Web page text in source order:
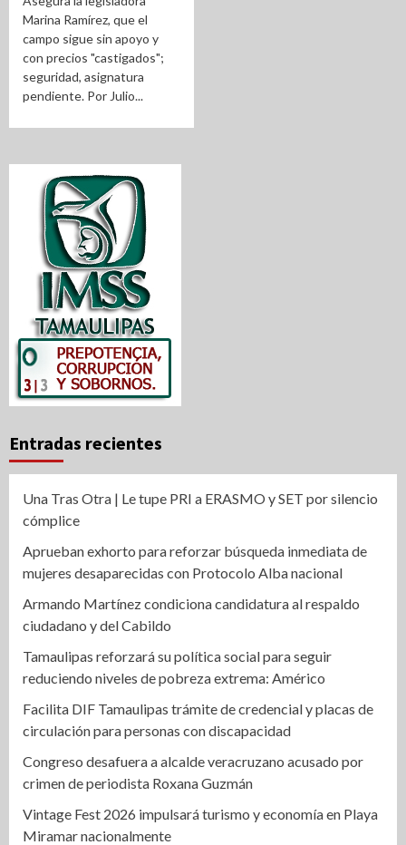
Marina Ramírez, que el
campo sigue sin apoyo y
con precios "castigados";
seguridad, asignatura
pendiente. Por Julio...
Entradas recientes
Una Tras Otra | Le tupe PRI a ERASMO y SET por silencio
cómplice
Aprueban exhorto para reforzar búsqueda inmediata de
mujeres desaparecidas con Protocolo Alba nacional
Armando Martínez condiciona candidatura al respaldo
ciudadano y del Cabildo
Tamaulipas reforzará su política social para seguir
reduciendo niveles de pobreza extrema: Américo
Facilita DIF Tamaulipas trámite de credencial y placas de
circulación para personas con discapacidad
Congreso desafuera a alcalde veracruzano acusado por
crimen de periodista Roxana Guzmán
Vintage Fest 2026 impulsará turismo y economía en Playa
Miramar nacionalmente